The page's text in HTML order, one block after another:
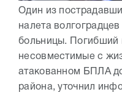
Один из
налета
больницы. Погибший
несовместимые с
атакованном БПЛА
района, уточнил